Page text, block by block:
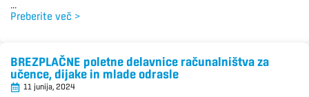
...
Preberite več >
BREZPLAČNE poletne delavnice računalništva za
učence, dijake in mlade odrasle
11 junija, 2024